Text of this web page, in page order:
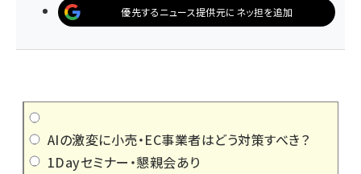
優先するニュース提供元にネッ担を追加
AIの激変に小売・EC事業者はどう対策すべき？
1Dayセミナー・懇親会あり